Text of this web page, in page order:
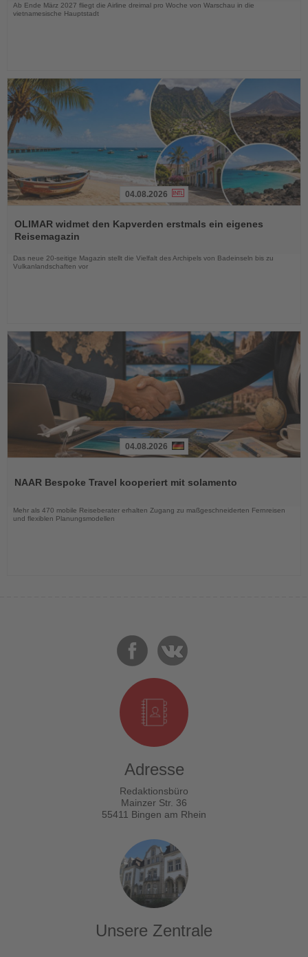
Ab Ende März 2027 fliegt die Airline dreimal pro Woche von Warschau in die
vietnamesische Hauptstadt
Sie
die
Nachrichten
04.08.2026
OLIMAR widmet den Kapverden erstmals ein eigenes
Reisemagazin
Das neue 20-seitige Magazin stellt die Vielfalt des Archipels von Badeinseln bis zu
Vulkanlandschaften vor
die
04.08.2026
NAAR Bespoke Travel kooperiert mit solamento
Mehr als 470 mobile Reiseberater erhalten Zugang zu maßgeschneiderten Fernreisen
und flexiblen Planungsmodellen
Adresse
Redaktionsbüro
Mainzer Str. 36
55411 Bingen am Rhein
Unsere Zentrale